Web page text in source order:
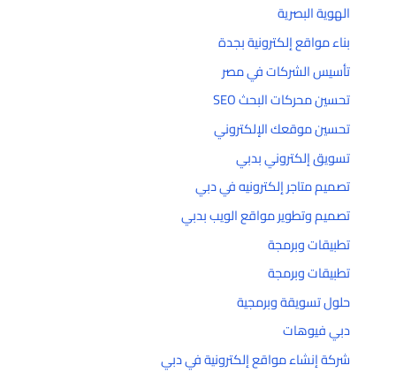
الهوية البصرية
بناء مواقع إلكترونية بجدة
تأسيس الشركات في مصر
تحسين محركات البحث SEO
تحسين موقعك الإلكتروني
تسويق إلكتروني بدبي
تصميم متاجر إلكترونيه في دبي
تصميم وتطوير مواقع الويب بدبي
تطبيقات وبرمجة
تطبيقات وبرمجة
حلول تسويقة وبرمجية
دبي فيوهات
شركة إنشاء مواقع إلكترونية في دبي